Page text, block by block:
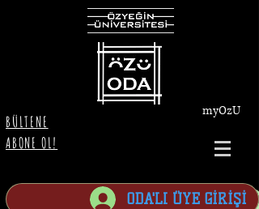
BÜLTENE
ABONE OL!
myOzU
ODA'LI ÜYE GİRİŞİ